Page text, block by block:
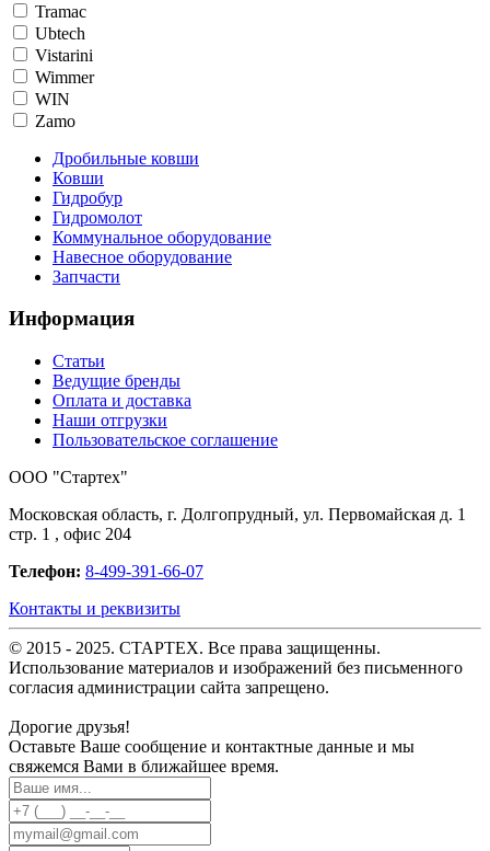
Tramac
Ubtech
Vistarini
Wimmer
WIN
Zamo
Дробильные ковши
Ковши
Гидробур
Гидромолот
Коммунальное оборудование
Навесное оборудование
Запчасти
Информация
Статьи
Ведущие бренды
Оплата и доставка
Наши отгрузки
Пользовательское соглашение
OOO "Стартех"
Московская область, г. Долгопрудный, ул. Первомайская д. 1
стр. 1 , офис 204
Телефон: 8-499-391-66-07
Контакты и реквизиты
© 2015 - 2025. СТАРТЕХ. Все права защищенны.
Использование материалов и изображений без письменного
согласия администрации сайта запрещено.
Дорогие друзья!
Оставьте Ваше сообщение и контактные данные и мы
свяжемся Вами в ближайшее время.